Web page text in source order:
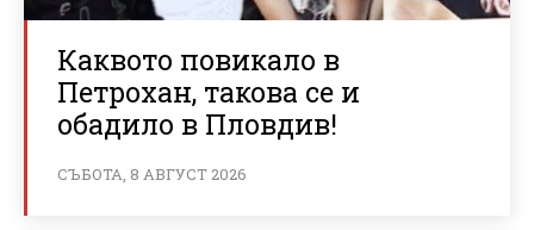
Каквото повикало в
Петрохан, такова се и
обадило в Пловдив!
СЪБОТА, 8 АВГУСТ 2026